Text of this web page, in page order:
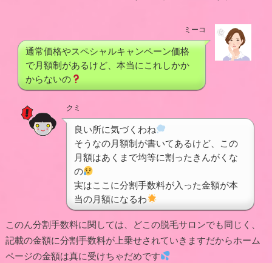
ミーコ
通常価格やスペシャルキャンペーン価格
で月額制があるけど、本当にこれしかか
からないの
クミ
良い所に気づくわね
そうなの月額制が書いてあるけど、この
月額はあくまで均等に割ったきんがくな
の
実はここに分割手数料が入った金額が本
当の月額になるわ
このん分割手数料に関しては、どこの脱毛サロンでも同じく、
記載の金額に分割手数料が上乗せされていきますだからホーム
ページの金額は真に受けちゃだめです